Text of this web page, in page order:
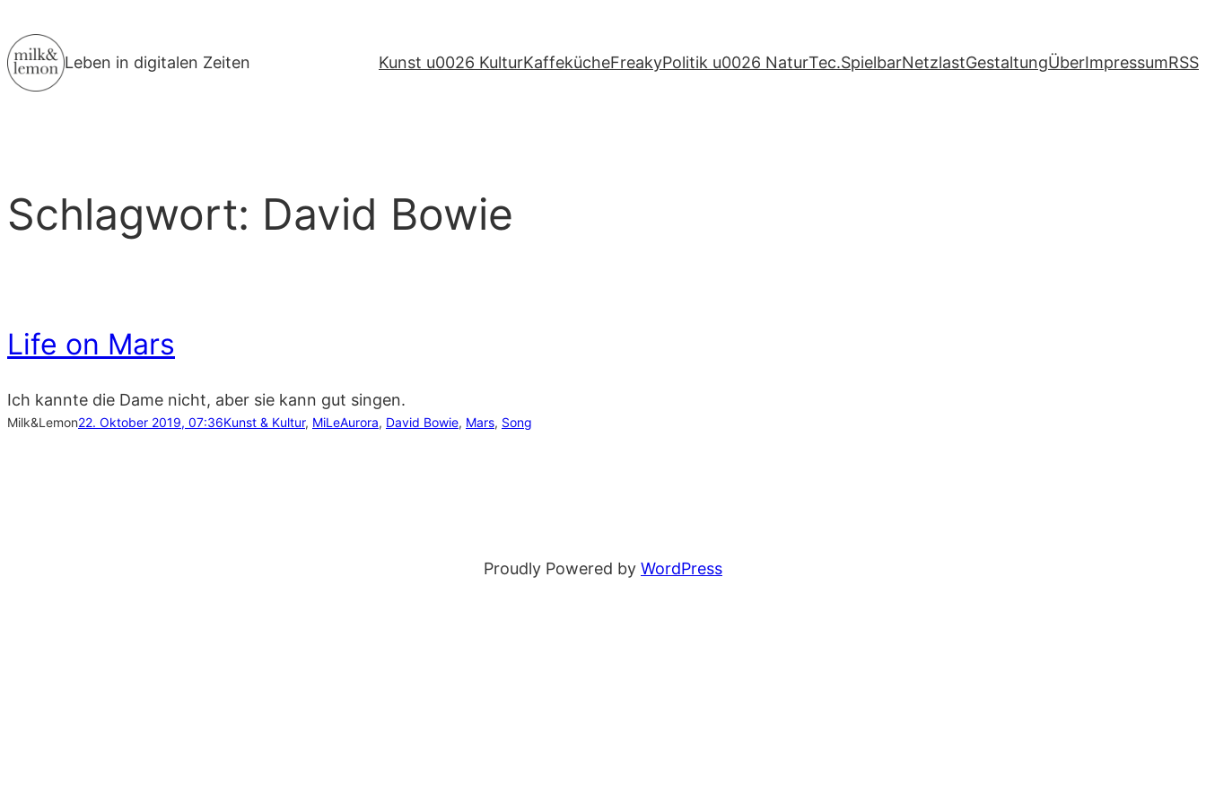
Inhalt
springenLeben in digitalen Zeiten Kunst u0026 KulturKaffekücheFreakyPolitik u0026 NaturTec.SpielbarNetzlastGestaltungÜberImpressumRSS
Schlagwort: David Bowie
Life on Mars
Ich kannte die Dame nicht, aber sie kann gut singen.
Milk&Lemon22. Oktober 2019, 07:36Kunst & Kultur, MiLeAurora, David Bowie, Mars, Song
Proudly Powered by WordPress